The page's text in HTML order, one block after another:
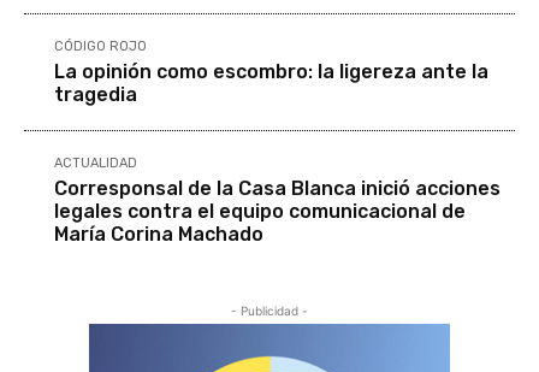
CÓDIGO ROJO
La opinión como escombro: la ligereza ante la
tragedia
ACTUALIDAD
Corresponsal de la Casa Blanca inició acciones
legales contra el equipo comunicacional de
María Corina Machado
- Publicidad -